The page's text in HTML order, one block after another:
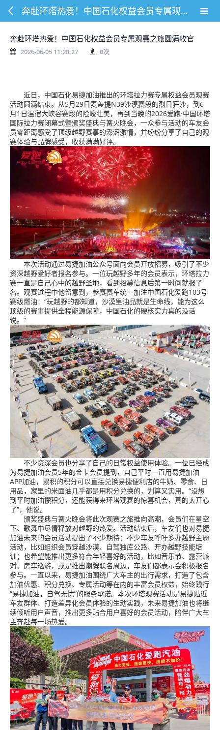
奔赴环塔热爱！中国石化权益会员专属观赛之旅圆满收官
奔赴环塔热爱！中国石化权益会员专属观赛之旅圆满收官
2026-06-05 11:28:27 0次
近日，中国石化易捷加油推出的环塔拉力赛专属权益会员观赛
活动圆满结束。从5月29日麦盖提N39沙漠赛段的烈日狂沙，到6
月1日温宿大峡谷赛段的险峻壮美，再到当晚的2026爱跑·中国环塔
国际拉力赛闭幕式暨颁奖盛典与篝火晚会，一众参与活动的车友会
员零距离感受了顶级越野赛事的澎湃激情，并纷纷分享了自己的观
赛体验与品牌感受，收获满满好评。
本次活动通过易捷加油公众号面向会员开放招募，吸引了不少
资深越野爱好者报名参与。一位玩越野多年的会员表示，环塔拉力
赛一直是自己心中的越野圣地，看到招募信息后第一时间就报了
名。观赛过程中他留意到，参赛赛车统一加注中国石化爱跑103号
赛级燃油：“玩越野的都知道，沙漠里油品就是生命线，能为这么
顶级的赛事提供全程能源保障，中国石化的硬核实力真的没话
说。”
不少资深会员也分享了自己的日常权益使用体验。一位已经成
为易捷加油会员5年的金卡会员提到，自己平时一直用易捷加油
APP加油，累积的积分可以直接兑换易捷便利店的牛奶、零食、日
用品，家里的米面油几乎都是用积分兑换的，划算又实用。“没想
到平时加油攒积分，还能获得来环塔观赛的惊喜机会，真的太开心
了”，他说。
颁奖盛典与篝火晚会将此次观赛之旅推向高潮，会员们在星空
下、歌舞中尽情释放对越野的热爱。活动结束后，车友们也对易捷
加油未来的会员活动提出了不少期待：不少车友呼吁多办越野主题
活动，比如组织会员穿越沙漠、自驾独库公路、开办越野技能培
训；也希望能推出更多符合年轻喜好的活动，比如音乐节、露营派
对、房车巡游，或是推出潮牌联名周边，车友们都表示会积极报名
参与。 一直以来，易捷加油围绕广大车主的出行需求，打造了包含
加油优惠、积分兑换、专属活动等在内的丰富会员权益，始终践行
“易捷加油，自驾无忧”的服务承诺。本次环塔观赛活动是易捷贴近
车友群体、打造差异化会员体验的生动实践，未来易捷加油也将继
续倾听用户声音，推出更多贴合用户喜好的会员活动，陪伴广大车
主奔赴每一场热爱。